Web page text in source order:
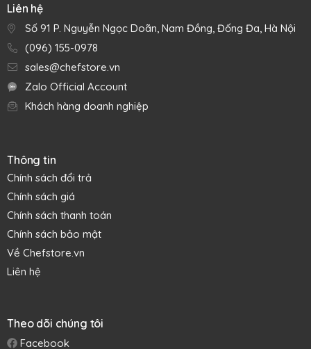
Liên hệ
Số 91 P. Nguyễn Ngọc Doãn, Nam Đồng, Đống Đa, Hà Nội
(096) 155-0978
sales@chefstore.vn
Zalo Official Account
Khách hàng doanh nghiệp
Thông tin
Chính sách đổi trả
Chính sách giá
Chính sách thanh toán
Chính sách bảo mật
Về Chefstore.vn
Liên hệ
Theo dõi chúng tôi
Facebook